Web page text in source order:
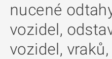
nucené
vozidel,
vozidel,